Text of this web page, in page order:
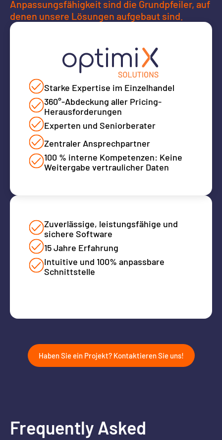
Anpassungsfähigkeit sind die Grundpfeiler, auf
denen unsere Lösungen aufgebaut sind.
Zuverlässige, leistungsfähige und
sichere Software
15 Jahre Erfahrung
Intuitive und 100% anpassbare
Schnittstelle
Starke Expertise im Einzelhandel
360°-Abdeckung aller Pricing-
Herausforderungen
Experten und Seniorberater
Zentraler Ansprechpartner
100 % interne Kompetenzen: Keine
Weitergabe vertraulicher Daten
Haben Sie ein Projekt? Kontaktieren Sie uns!
Frequently Asked